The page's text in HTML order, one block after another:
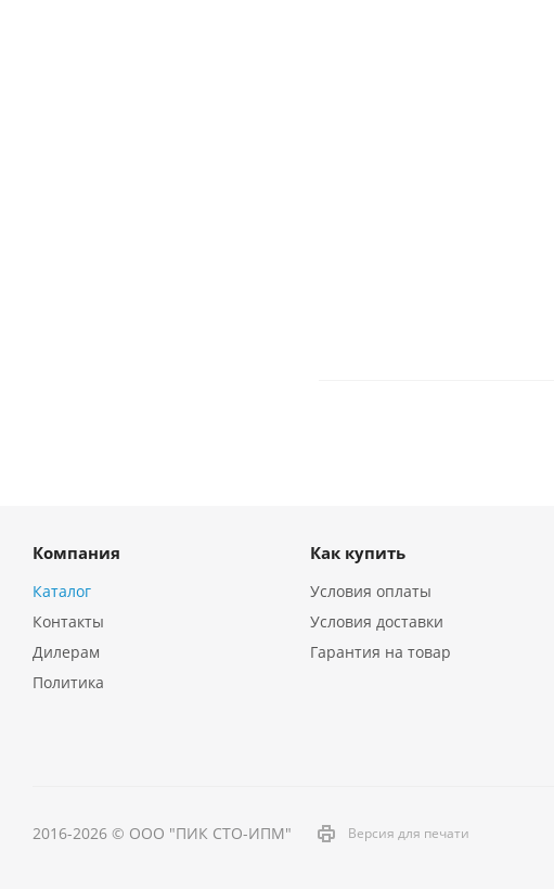
Компания
Каталог
Контакты
Дилерам
Политика
Как купить
Условия оплаты
Условия доставки
Гарантия на товар
2016-2026 © ООО "ПИК СТО-ИПМ" Версия для печати